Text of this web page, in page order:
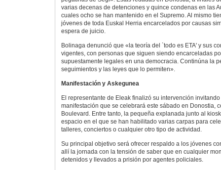
varias decenas de detenciones y quince condenas en las
cuales ocho se han mantenido en el Supremo. Al mismo
jóvenes de toda Euskal Herria encarcelados por causas
espera de juicio.
Bolinaga denunció que «la teoría del `todo es ETA' y sus
vigentes, con personas que siguen siendo encarceladas
supuestamente legales en una democracia. Continúna la
seguimientos y las leyes que lo permiten».
Manifestación y Askegunea
El representante de Eleak finalizó su intervención
manifestación que se celebrará este sábado en Donostia,
Boulevard. Entre tanto, la pequeña explanada junto al
espacio en el que se han habilitado varias carpas para
talleres, conciertos o cualquier otro tipo de actividad.
Su principal objetivo será ofrecer respaldo a los jóvenes
allí la jornada con la tensión de saber que en cualquier
detenidos y llevados a prisión por agentes policiales.